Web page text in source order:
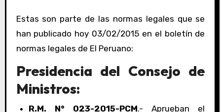
Estas son parte de las normas legales que se
han publicado hoy 03/02/2015 en el boletín de
normas legales de El Peruano:
Presidencia del Consejo de
Ministros:
R.M. N° 023-2015-PCM.- Aprueban el